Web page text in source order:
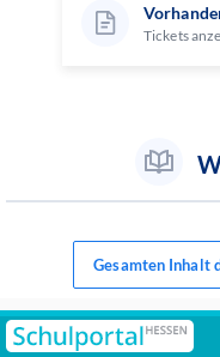
Tickets
Gesamten Inhalt